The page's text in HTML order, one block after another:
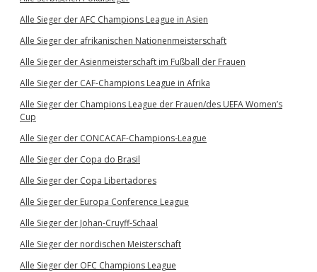
Alle Sieger der AFC Champions League in Asien
Alle Sieger der afrikanischen Nationenmeisterschaft
Alle Sieger der Asienmeisterschaft im Fußball der Frauen
Alle Sieger der CAF-Champions League in Afrika
Alle Sieger der Champions League der Frauen/des UEFA Women’s
Cup
Alle Sieger der CONCACAF-Champions-League
Alle Sieger der Copa do Brasil
Alle Sieger der Copa Libertadores
Alle Sieger der Europa Conference League
Alle Sieger der Johan-Cruyff-Schaal
Alle Sieger der nordischen Meisterschaft
Alle Sieger der OFC Champions League